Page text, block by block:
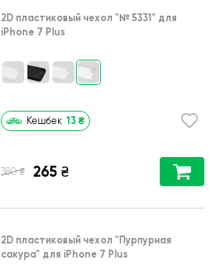
2D пластиковый чехол "№ 5331" для
iPhone 7 Plus
Кешбек 13 ₴
380 ₴ 265 ₴
2D пластиковый чехол "Пурпурная
сакура" для iPhone 7 Plus